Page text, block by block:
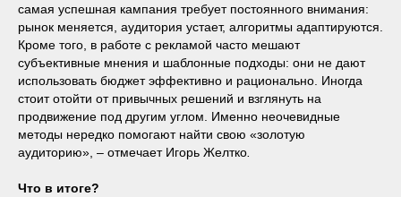
самая успешная кампания требует постоянного внимания:
рынок меняется, аудитория устает, алгоритмы адаптируются.
Кроме того, в работе с рекламой часто мешают
субъективные мнения и шаблонные подходы: они не дают
использовать бюджет эффективно и рационально. Иногда
стоит отойти от привычных решений и взглянуть на
продвижение под другим углом. Именно неочевидные
методы нередко помогают найти свою «золотую
аудиторию», – отмечает Игорь Желтко.
Что в итоге?